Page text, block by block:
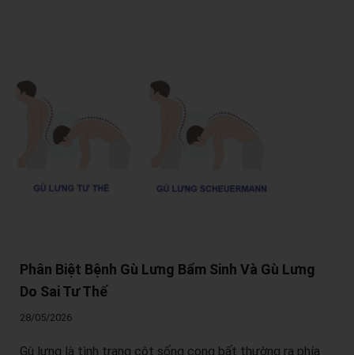
Phân Biệt Bệnh Gù Lưng Bẩm Sinh Và Gù Lưng
Do Sai Tư Thế
28/05/2026
Gù lưng là tình trạng cột sống cong bất thường ra phía